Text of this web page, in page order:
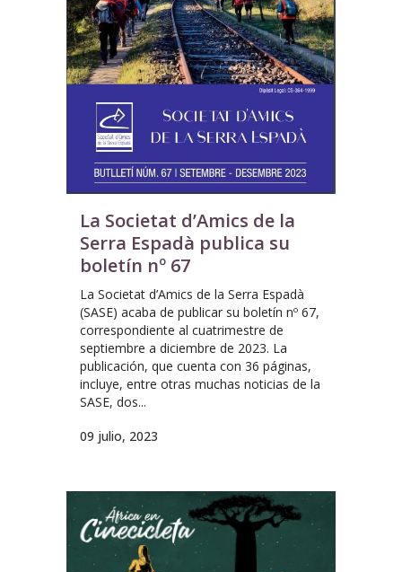
La Societat d’Amics de la
Serra Espadà publica su
boletín nº 67
La Societat d’Amics de la Serra Espadà
(SASE) acaba de publicar su boletín nº 67,
correspondiente al cuatrimestre de
septiembre a diciembre de 2023. La
publicación, que cuenta con 36 páginas,
incluye, entre otras muchas noticias de la
SASE, dos...
09 julio, 2023